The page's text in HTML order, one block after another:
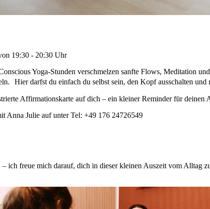
19:30 - 20:30 Uhr
Yoga-Stunden verschmelzen sanfte Flows, Meditation
Hier darfst du einfach du selbst sein, den Kopf ausschalten
Affirmationskarte auf dich – ein kleiner Reminder für deinen
Anna Julie auf unter Tel: +49 176 24726549
ich freue mich darauf, dich in dieser kleinen Auszeit vom Alltag